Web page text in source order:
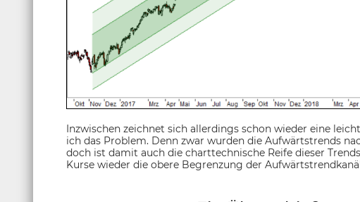
Inzwischen zeichnet sich allerdings schon wieder eine
ich das Problem. Denn zwar wurden die Aufwärtstrends
doch ist damit auch die charttechnische Reife dieser
Kurse wieder die obere Begrenzung der